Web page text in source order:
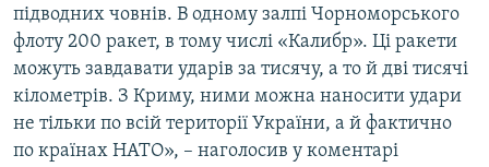
підводних човнів. В одному залпі Чорноморського
флоту 200 ракет, в тому числі «Калибр». Ці ракети
можуть завдавати ударів за тисячу, а то й дві тисячі
кілометрів. З Криму, ними можна наносити удари
не тільки по всій території України, а й фактично
по країнах НАТО», – наголосив у коментарі